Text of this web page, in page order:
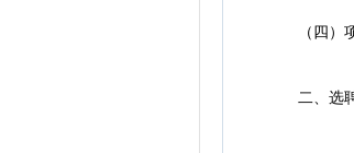
（四）项
二、选聘